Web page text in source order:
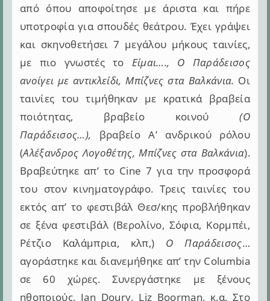
από όπου αποφοίτησε με άριστα και πήρε
υποτροφία για σπουδές θεάτρου. Έχει γράψει
και σκηνοθετήσει 7 μεγάλου μήκους ταινίες,
με πιο γνωστές το Είμαι…., Ο Παράδεισος
ανοίγει με αντικλείδι, Μπίζνες στα Βαλκάνια. Οι
ταινίες του τιμήθηκαν με κρατικά βραβεία
ποιότητας, βραβείο κοινού(Ο
Παράδεισος…), βραβείο Α’ ανδρικού ρόλου
(Αλέξανδρος Λογοθέτης, Μπίζνες στα Βαλκάνια).
Βραβεύτηκε απ’ το Cine 7 για την προσφορά
του στον κινηματογράφο. Τρεις ταινίες του
εκτός απ’ το φεστιβάλ Θεσ/κης προβλήθηκαν
σε ξένα φεστιβάλ (Βερολίνο, Σόφια, Κορμπέι,
Ρέτζιο Καλάμπρια, κλπ,) Ο Παράδεισος…
αγοράστηκε και διανεμήθηκε απ’ την Columbia
σε 60 χώρες. Συνεργάστηκε με ξένους
ηθοποιούς, Ian Doury, Liz Boorman, κ.α. Στο